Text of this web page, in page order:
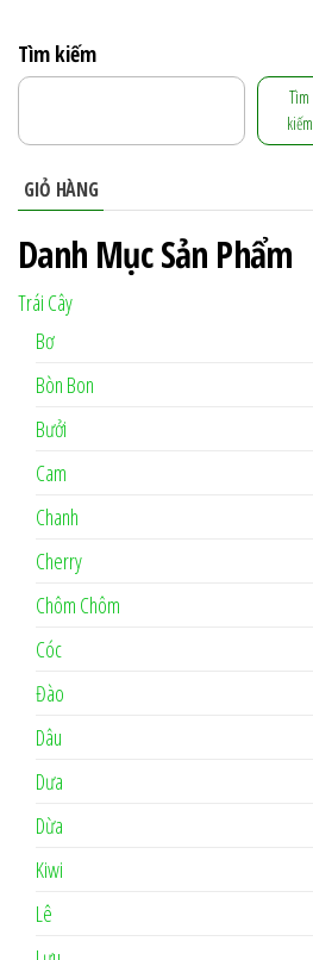
Tìm kiếm
Tìm
kiếm
GIỎ HÀNG
Danh Mục Sản Phẩm
Trái Cây
Bơ
Bòn Bon
Bưởi
Cam
Chanh
Cherry
Chôm Chôm
Cóc
Đào
Dâu
Dưa
Dừa
Kiwi
Lê